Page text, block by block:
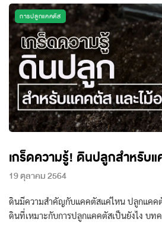
การปลูกแคคตัส
เกร็ดความรู้! ดินปลูกสำหรับแ
19 ตุลาคม 2564
ดินมีความสำคัญกับแคคตัสแค่ไหน ปลูกแคค
ดินที่เหมาะกับการปลูกแคคตัสเป็นยังไง บท